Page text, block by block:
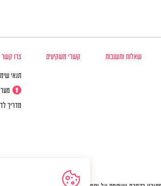
שאלות ותשובות קשרי משקיעים צרו קשר
תנאי
מדריך